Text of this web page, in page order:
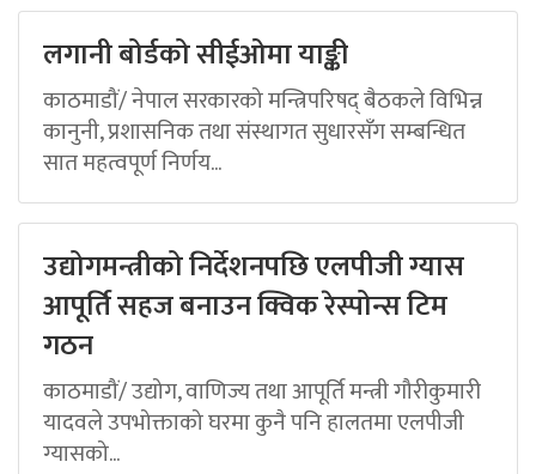
लगानी बोर्डको सीईओमा याङ्की
काठमाडौं/ नेपाल सरकारको मन्त्रिपरिषद् बैठकले विभिन्न
कानुनी, प्रशासनिक तथा संस्थागत सुधारसँग सम्बन्धित
सात महत्वपूर्ण निर्णय...
उद्योगमन्त्रीको निर्देशनपछि एलपीजी ग्यास
आपूर्ति सहज बनाउन क्विक रेस्पोन्स टिम
गठन
काठमाडौं/ उद्योग, वाणिज्य तथा आपूर्ति मन्त्री गौरीकुमारी
यादवले उपभोक्ताको घरमा कुनै पनि हालतमा एलपीजी
ग्यासको...